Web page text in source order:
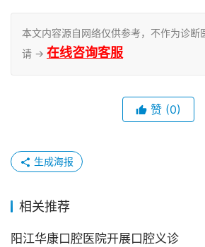
本文内容源自网络仅供参考，不作为诊断
请 → 在线咨询客服
赞 (0)
生成海报
相关推荐
阳江华康口腔医院开展口腔义诊